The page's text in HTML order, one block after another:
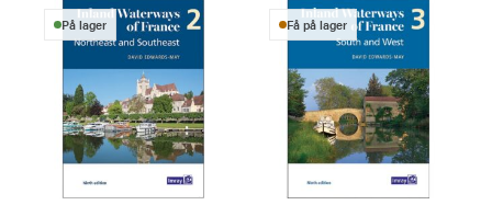
På lager Få på lager